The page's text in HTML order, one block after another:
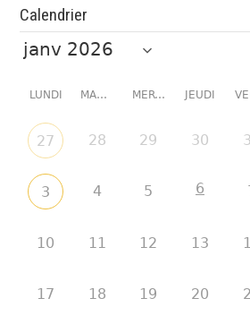
Calendrier
LUNDI MARDI MERCREDI JEUDI
27 28 29 30
3 4 5 6
10 11 12 13
17 18 19 20